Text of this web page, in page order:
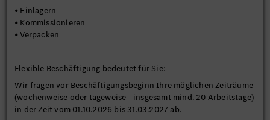
• Einlagern
• Kommissionieren
• Verpacken
Flexible Beschäftigung bedeutet für Sie:
Wir fragen vor Beschäftigungsbeginn Ihre möglichen Zeiträume
(wochenweise oder tageweise - insgesamt mind. 20 Arbeitstage)
in der Zeit vom 01.10.2026 bis 31.03.2027 ab.